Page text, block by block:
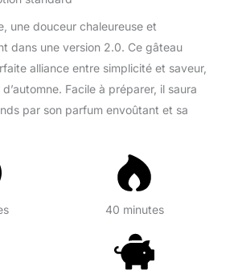
une douceur chaleureuse et
dans une version 2.0. Ce gâteau
alliance entre simplicité et saveur,
Facile à préparer, il saura
par son parfum envoûtant et sa
40 minutes